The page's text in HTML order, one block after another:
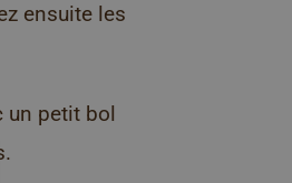
ensuite les
un petit bol